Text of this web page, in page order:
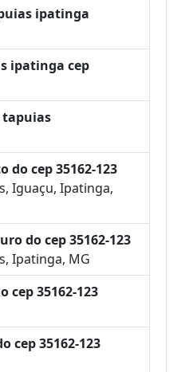
ipatinga
ipatinga cep
tapuias
do cep 35162-123
Iguaçu, Ipatinga,
do cep 35162-123
Ipatinga, MG
cep 35162-123
cep 35162-123